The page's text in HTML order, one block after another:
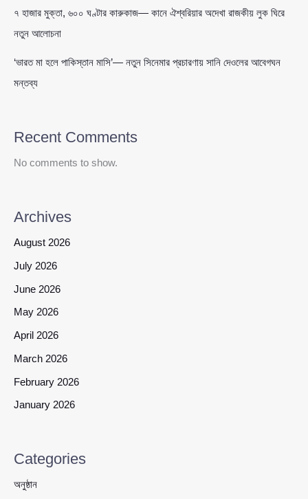
৭ হাজার মুক্তা, ৬০০ ঘণ্টার কারুকাজ— কানে ঐশ্বরিয়ার অদেখা রাজকীয় লুক ঘিরে
নতুন আলোচনা
‘ভারত মা হলে পাকিস্তান মাসি’— নতুন সিনেমার প্রচারণায় সানি দেওলের আবেগঘন
মন্তব্য
Recent Comments
No comments to show.
Archives
August 2026
July 2026
June 2026
May 2026
April 2026
March 2026
February 2026
January 2026
Categories
অনুষ্ঠান